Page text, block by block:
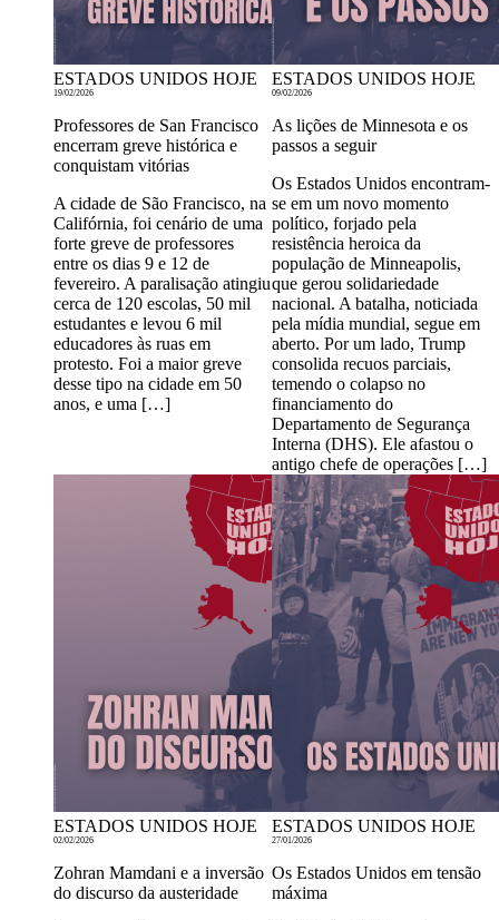
ESTADOS UNIDOS HOJE
19/02/2026
Professores de San Francisco
encerram greve histórica e
conquistam vitórias
A cidade de São Francisco, na
Califórnia, foi cenário de uma
forte greve de professores
entre os dias 9 e 12 de
fevereiro. A paralisação atingiu
cerca de 120 escolas, 50 mil
estudantes e levou 6 mil
educadores às ruas em
protesto. Foi a maior greve
desse tipo na cidade em 50
anos, e uma […]
ESTADOS UNIDOS HOJE
09/02/2026
As lições de Minnesota e os
passos a seguir
Os Estados Unidos encontram-
se em um novo momento
político, forjado pela
resistência heroica da
população de Minneapolis,
que gerou solidariedade
nacional. A batalha, noticiada
pela mídia mundial, segue em
aberto. Por um lado, Trump
consolida recuos parciais,
temendo o colapso no
financiamento do
Departamento de Segurança
Interna (DHS). Ele afastou o
antigo chefe de operações […]
ESTADOS UNIDOS HOJE
02/02/2026
Zohran Mamdani e a inversão
do discurso da austeridade
ESTADOS UNIDOS HOJE
27/01/2026
Os Estados Unidos em tensão
máxima